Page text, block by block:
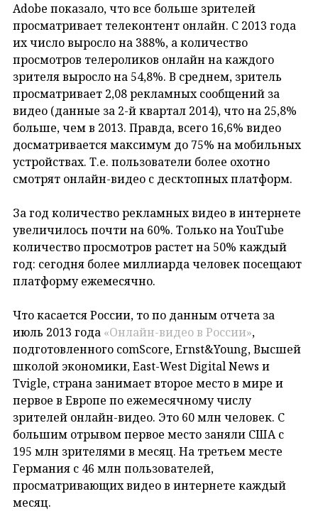
Adobe показало, что все больше зрителей
просматривает телеконтент онлайн. С 2013 года
их число выросло на 388%, а количество
просмотров телероликов онлайн на каждого
зрителя выросло на 54,8%. В среднем, зритель
просматривает 2,08 рекламных сообщений за
видео (данные за 2-й квартал 2014), что на 25,8%
больше, чем в 2013. Правда, всего 16,6% видео
досматривается максимум до 75% на мобильных
устройствах. Т.е. пользователи более охотно
смотрят онлайн-видео с десктопных платформ.
За год количество рекламных видео в интернете
увеличилось почти на 60%. Только на YouTube
количество просмотров растет на 50% каждый
год: сегодня более миллиарда человек посещают
платформу ежемесячно.
Что касается России, то по данным отчета за
июль 2013 года «Онлайн-видео в России»,
подготовленного comScore, Ernst&Young, Высшей
школой экономики, East-West Digital News и
Tvigle, страна занимает второе место в мире и
первое в Европе по ежемесячному числу
зрителей онлайн-видео. Это 60 млн человек. С
большим отрывом первое место заняли США с
195 млн зрителями в месяц. На третьем месте
Германия с 46 млн пользователей,
просматривающих видео в интернете каждый
месяц.